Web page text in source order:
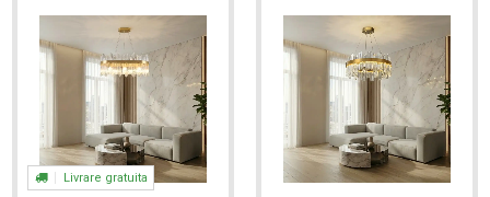
Livrare gratuita